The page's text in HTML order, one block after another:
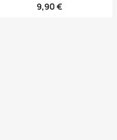
9,90 €